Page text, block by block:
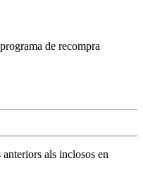
de recompra
als inclosos en